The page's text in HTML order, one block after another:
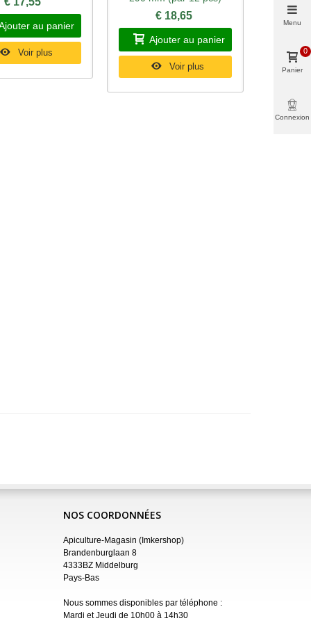
au panier
Voir plus
€ 18,65
Ajouter au panier
Voir plus
NOS COORDONNÉES
Apiculture-Magasin (Imkershop)
Brandenburglaan 8
4333BZ Middelburg
Pays-Bas
Nous sommes disponibles par téléphone :
Mardi et Jeudi de 10h00 à 14h30
Menu
Panier
0
Connexion